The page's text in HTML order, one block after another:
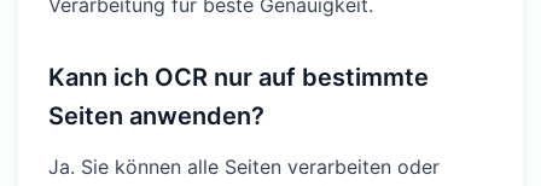
Kann ich OCR nur auf bestimmte
Seiten anwenden?
Ja. Sie können alle Seiten verarbeiten oder